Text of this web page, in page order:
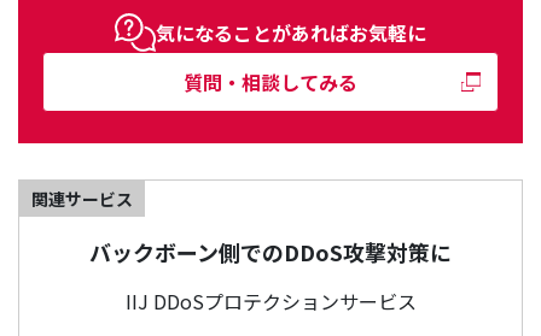
気になることがあればお気軽に
質問・相談してみる
関連サービス
バックボーン側でのDDoS攻撃対策に
IIJ DDoSプロテクションサービス